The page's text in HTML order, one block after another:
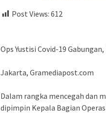
Post Views: 612
Ops Yustisi Covid-19
Jakarta, Gramediapost.com
Dalam rangka mencegah dan
dipimpin Kepala Bagian